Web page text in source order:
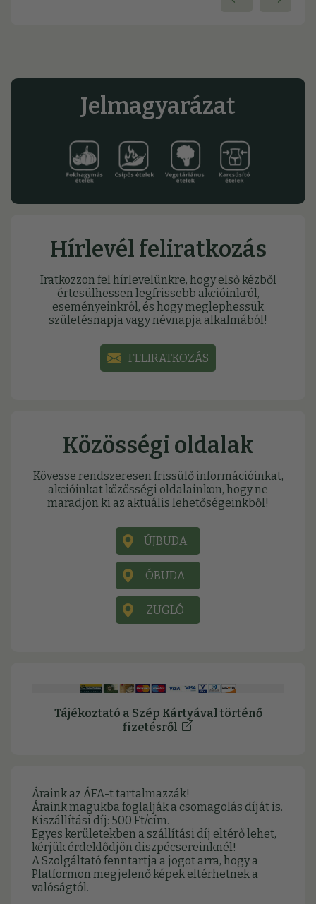
Jelmagyarázat
Hírlevél feliratkozás
Iratkozzon fel hírlevelünkre, hogy első kézből
értesülhessen legfrissebb akcióinkról,
eseményeinkről, és hogy meglephessük
születésnapja vagy névnapja alkalmából!
FELIRATKOZÁS
Közösségi oldalak
Kövesse rendszeresen frissülő információinkat,
akcióinkat közösségi oldalainkon, hogy ne
maradjon ki az aktuális lehetőségeinkből!
ÚJBUDA
ÓBUDA
ZUGLÓ
Tájékoztató a Szép Kártyával történő
fizetésről
Áraink az ÁFA-t tartalmazzák!
Áraink magukba foglalják a csomagolás díját is.
Kiszállítási díj: 500 Ft/cím.
Egyes kerületekben a szállítási díj eltérő lehet,
kérjük érdeklődjön diszpécsereinknél!
A Szolgáltató fenntartja a jogot arra, hogy a
Platformon megjelenő képek eltérhetnek a
valóságtól.